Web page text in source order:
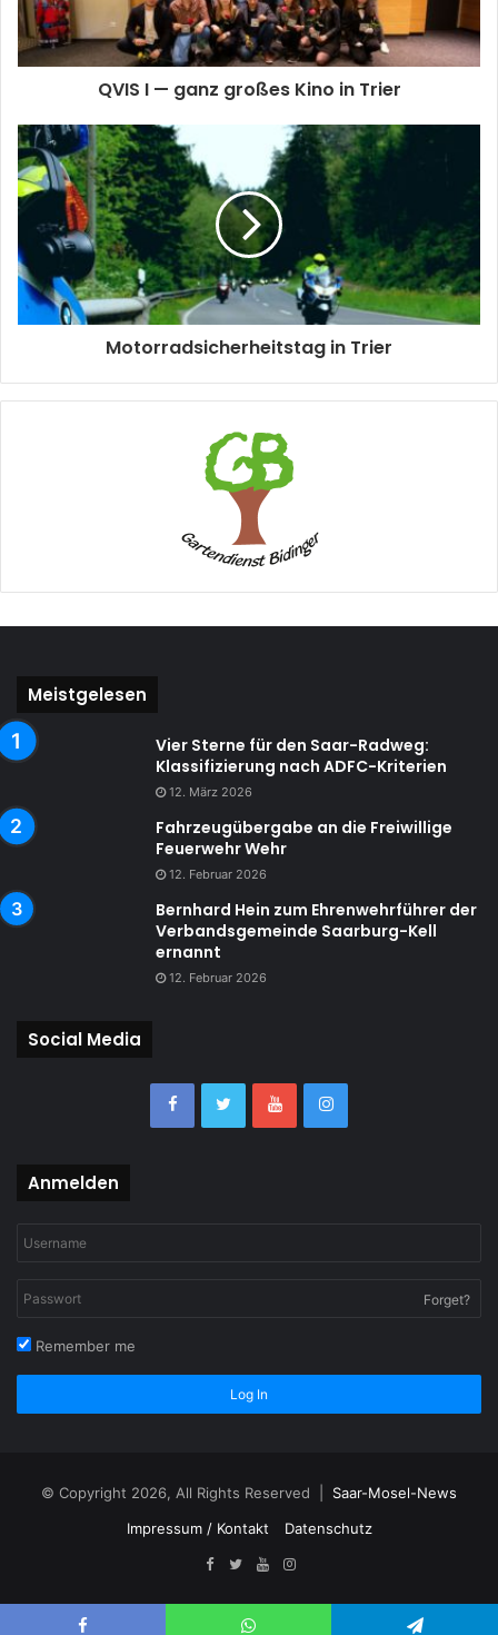
QVIS I — ganz großes Kino in Trier
Motorradsicherheitstag in Trier
Meistgelesen
Vier Sterne für den Saar-Radweg:
Klassifizierung nach ADFC-Kriterien
12. März 2026
Fahrzeugübergabe an die Freiwillige
Feuerwehr Wehr
12. Februar 2026
Bernhard Hein zum Ehrenwehrführer der
Verbandsgemeinde Saarburg-Kell
ernannt
12. Februar 2026
Social Media
Anmelden
Forget?
Remember me
Log In
© Copyright 2026, All Rights Reserved | Saar-Mosel-News
Impressum / Kontakt
Datenschutz